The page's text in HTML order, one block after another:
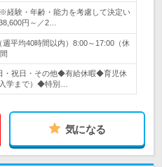
経験・年齢・能力を考慮して決定い
円～／2…
平均40時間以内）8:00～17:00（休
・祝日・その他◆有給休暇◆育児休
学まで）◆特別…
気になる